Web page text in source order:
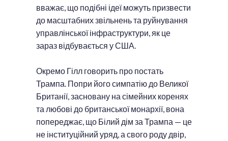
вважає, що подібні ідеї можуть призвести
до масштабних звільнень та руйнування
управлінської інфраструктури, як це
зараз відбувається у США.
Окремо Гілл говорить про постать
Трампа. Попри його симпатію до Великої
Британії, засновану на сімейних коренях
та любові до британської монархії, вона
попереджає, що Білий дім за Трампа — це
не інституційний уряд, а свого роду двір,